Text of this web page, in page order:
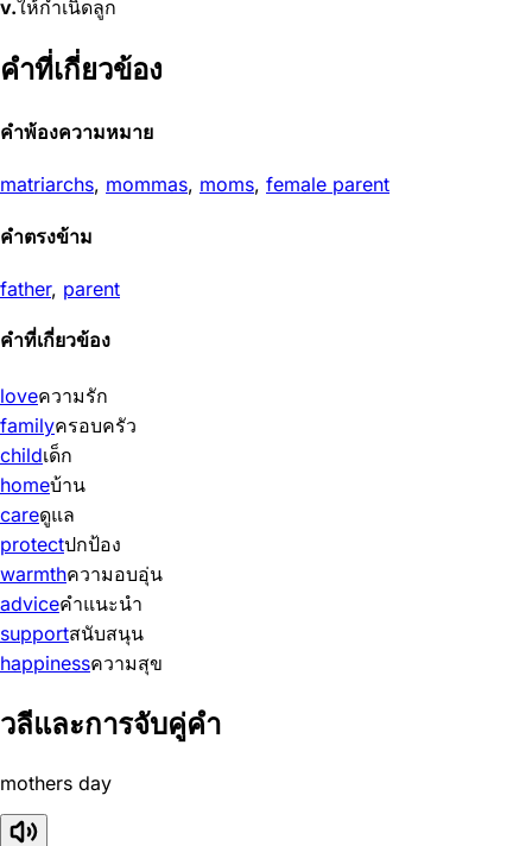
v.ให้กำเนิดลูก
คำที่เกี่ยวข้อง
คำพ้องความหมาย
matriarchs, mommas, moms, female parent
คำตรงข้าม
father, parent
คำที่เกี่ยวข้อง
loveความรัก
familyครอบครัว
childเด็ก
homeบ้าน
careดูแล
protectปกป้อง
warmthความอบอุ่น
adviceคำแนะนำ
supportสนับสนุน
happinessความสุข
วลีและการจับคู่คำ
mothers day